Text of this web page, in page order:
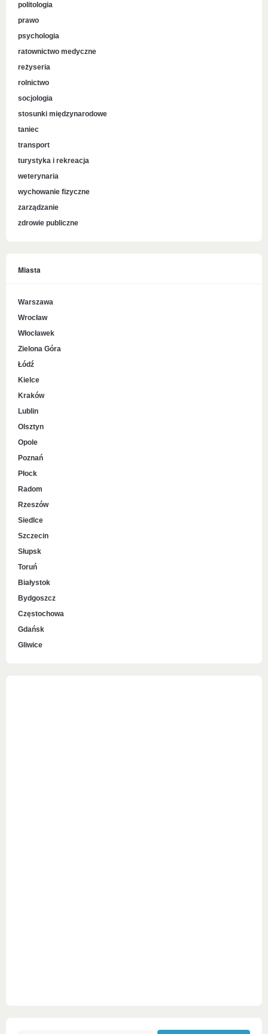
politologia
prawo
psychologia
ratownictwo medyczne
reżyseria
rolnictwo
socjologia
stosunki międzynarodowe
taniec
transport
turystyka i rekreacja
weterynaria
wychowanie fizyczne
zarządzanie
zdrowie publiczne
Miasta
Warszawa
Wrocław
Włocławek
Zielona Góra
Łódź
Kielce
Kraków
Lublin
Olsztyn
Opole
Poznań
Płock
Radom
Rzeszów
Siedlce
Szczecin
Słupsk
Toruń
Białystok
Bydgoszcz
Częstochowa
Gdańsk
Gliwice